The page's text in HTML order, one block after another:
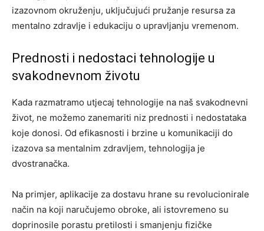
izazovnom okruženju, uključujući pružanje resursa za
mentalno zdravlje i edukaciju o upravljanju vremenom.
Prednosti i nedostaci tehnologije u
svakodnevnom životu
Kada razmatramo utjecaj tehnologije na naš svakodnevni
život, ne možemo zanemariti niz prednosti i nedostataka
koje donosi. Od efikasnosti i brzine u komunikaciji do
izazova sa mentalnim zdravljem, tehnologija je
dvostranačka.
Na primjer, aplikacije za dostavu hrane su revolucionirale
način na koji naručujemo obroke, ali istovremeno su
doprinosile porastu pretilosti i smanjenju fizičke